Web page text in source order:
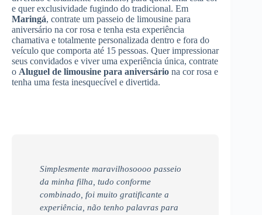
e quer exclusividade fugindo do tradicional. Em
Maringá, contrate um passeio de limousine para
aniversário na cor rosa e tenha esta experiência
chamativa e totalmente personalizada dentro e fora do
veículo que comporta até 15 pessoas. Quer impressionar
seus convidados e viver uma experiência única, contrate
o Aluguel de limousine para aniversário na cor rosa e
tenha uma festa inesquecível e divertida.
Simplesmente maravilhosoooo passeio
da minha filha, tudo conforme
combinado, foi muito gratificante a
experiência, não tenho palavras para